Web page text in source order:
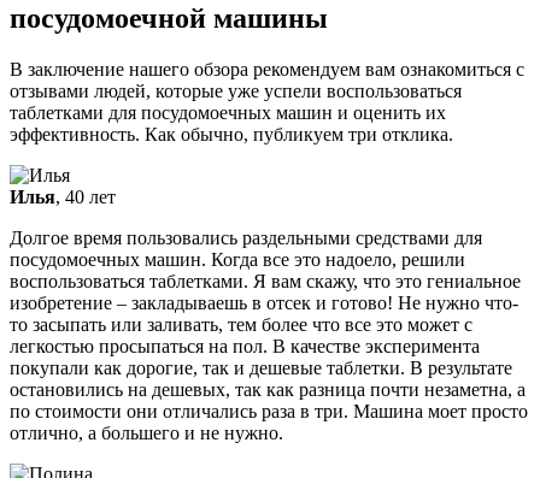
посудомоечной машины
В заключение нашего обзора рекомендуем вам ознакомиться с
отзывами людей, которые уже успели воспользоваться
таблетками для посудомоечных машин и оценить их
эффективность. Как обычно, публикуем три отклика.
Илья, 40 лет
Долгое время пользовались раздельными средствами для
посудомоечных машин. Когда все это надоело, решили
воспользоваться таблетками. Я вам скажу, что это гениальное
изобретение – закладываешь в отсек и готово! Не нужно что-
то засыпать или заливать, тем более что все это может с
легкостью просыпаться на пол. В качестве эксперимента
покупали как дорогие, так и дешевые таблетки. В результате
остановились на дешевых, так как разница почти незаметна, а
по стоимости они отличались раза в три. Машина моет просто
отлично, а большего и не нужно.